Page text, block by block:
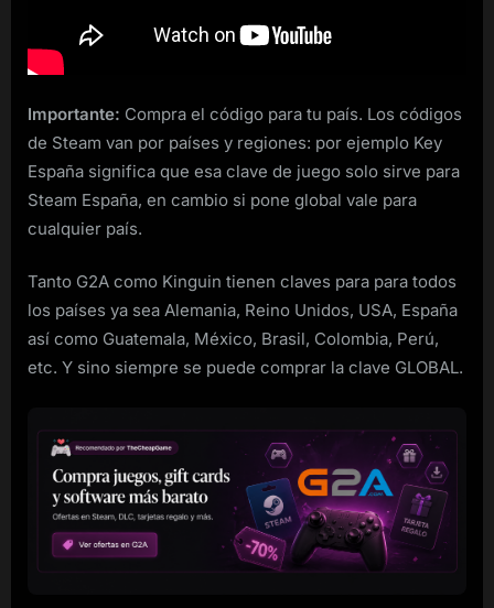
Importante: Compra el código para tu país. Los códigos
de Steam van por países y regiones: por ejemplo Key
España significa que esa clave de juego solo sirve para
Steam España, en cambio si pone global vale para
cualquier país.
Tanto G2A como Kinguin tienen claves para para todos
los países ya sea Alemania, Reino Unidos, USA, España
así como Guatemala, México, Brasil, Colombia, Perú,
etc. Y sino siempre se puede comprar la clave GLOBAL.